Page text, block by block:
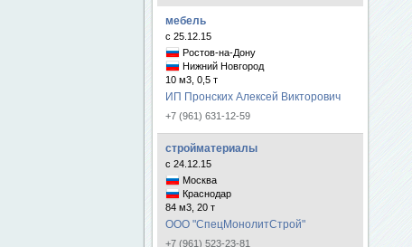
мебель
с 25.12.15
Ростов-на-Дону
Нижний Новгород
10 м3, 0,5 т
ИП Пронских Алексей Викторович
+7 (961) 631-12-59
стройматериалы
с 24.12.15
Москва
Краснодар
84 м3, 20 т
ООО "СпецМонолитСтрой"
+7 (961) 523-23-81